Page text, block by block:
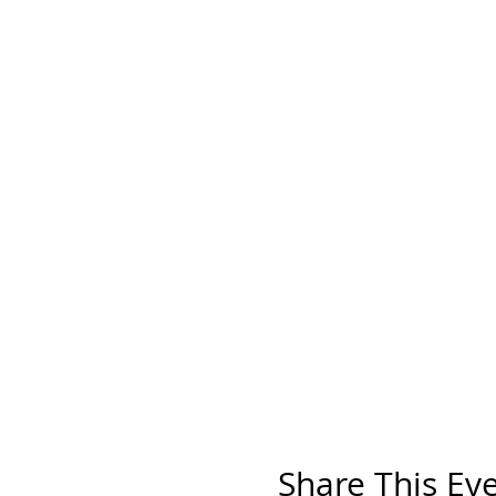
Share This